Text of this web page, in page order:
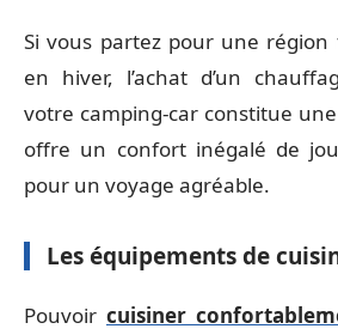
Si vous partez pour une région
en hiver, l’achat d’un
votre camping-car constitue
offre un confort inégalé de
pour un voyage agréable.
Les équipements de
Pouvoir cuisiner